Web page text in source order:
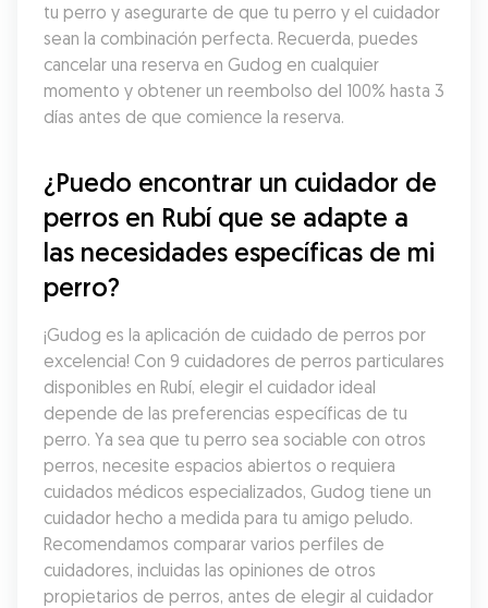
tu perro y asegurarte de que tu perro y el cuidador
sean la combinación perfecta. Recuerda, puedes
cancelar una reserva en Gudog en cualquier
momento y obtener un reembolso del 100% hasta 3
días antes de que comience la reserva.
¿Puedo encontrar un cuidador de
perros en Rubí que se adapte a
las necesidades específicas de mi
perro?
¡Gudog es la aplicación de cuidado de perros por
excelencia! Con 9 cuidadores de perros particulares
disponibles en Rubí, elegir el cuidador ideal
depende de las preferencias específicas de tu
perro. Ya sea que tu perro sea sociable con otros
perros, necesite espacios abiertos o requiera
cuidados médicos especializados, Gudog tiene un
cuidador hecho a medida para tu amigo peludo.
Recomendamos comparar varios perfiles de
cuidadores, incluidas las opiniones de otros
propietarios de perros, antes de elegir al cuidador